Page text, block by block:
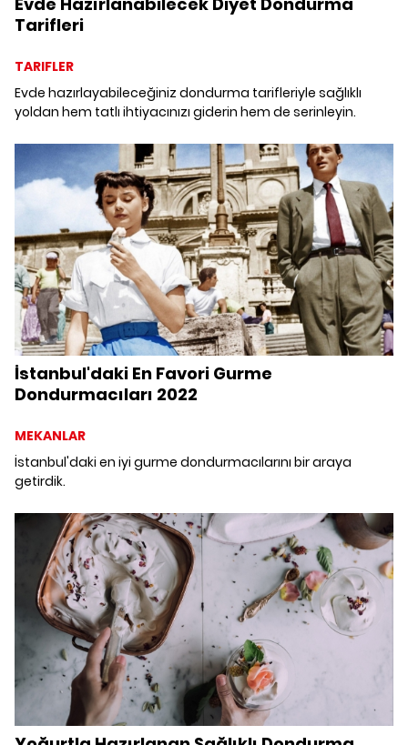
Tarifleri
TARIFLER
Evde hazırlayabileceğiniz dondurma tarifleriyle sağlıklı
yoldan hem tatlı ihtiyacınızı giderin hem de serinleyin.
İstanbul'daki En Favori Gurme
Dondurmacıları 2022
MEKANLAR
İstanbul'daki en iyi gurme dondurmacılarını bir araya
getirdik.